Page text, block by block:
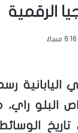
الرقمية
البلو